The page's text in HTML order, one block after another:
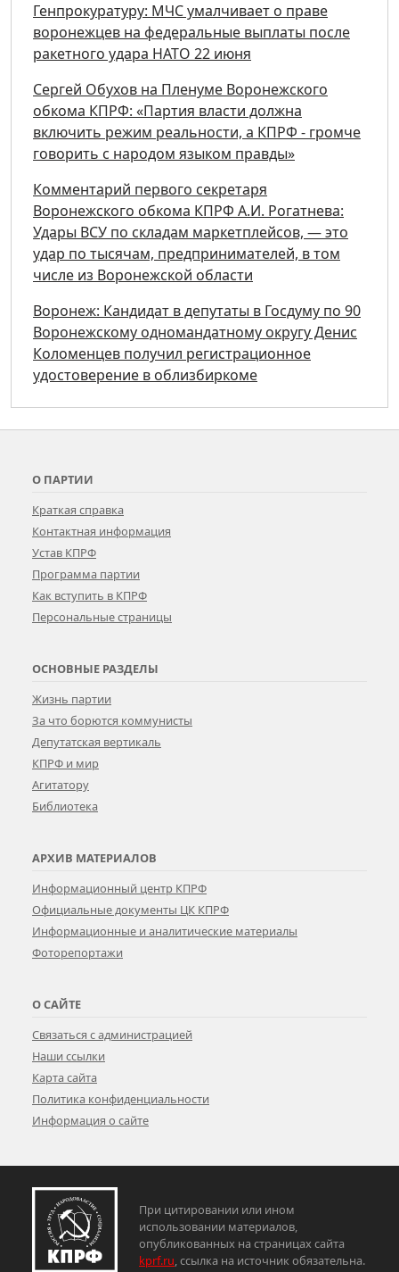
Генпрокуратуру: МЧС умалчивает о праве
воронежцев на федеральные выплаты после
ракетного удара НАТО 22 июня
Сергей Обухов на Пленуме Воронежского
обкома КПРФ: «Партия власти должна
включить режим реальности, а КПРФ - громче
говорить с народом языком правды»
Комментарий первого секретаря
Воронежского обкома КПРФ А.И. Рогатнева:
Удары ВСУ по складам маркетплейсов, — это
удар по тысячам, предпринимателей, в том
числе из Воронежской области
Воронеж: Кандидат в депутаты в Госдуму по 90
Воронежскому одномандатному округу Денис
Коломенцев получил регистрационное
удостоверение в облизбиркоме
О ПАРТИИ
Краткая справка
Контактная информация
Устав КПРФ
Программа партии
Как вступить в КПРФ
Персональные страницы
ОСНОВНЫЕ РАЗДЕЛЫ
Жизнь партии
За что борются коммунисты
Депутатская вертикаль
КПРФ и мир
Агитатору
Библиотека
АРХИВ МАТЕРИАЛОВ
Информационный центр КПРФ
Официальные документы ЦК КПРФ
Информационные и аналитические материалы
Фоторепортажи
О САЙТЕ
Связаться с администрацией
Наши ссылки
Карта сайта
Политика конфиденциальности
Информация о сайте
При цитировании или ином
использовании материалов,
опубликованных на страницах сайта
kprf.ru, ссылка на источник обязательна.